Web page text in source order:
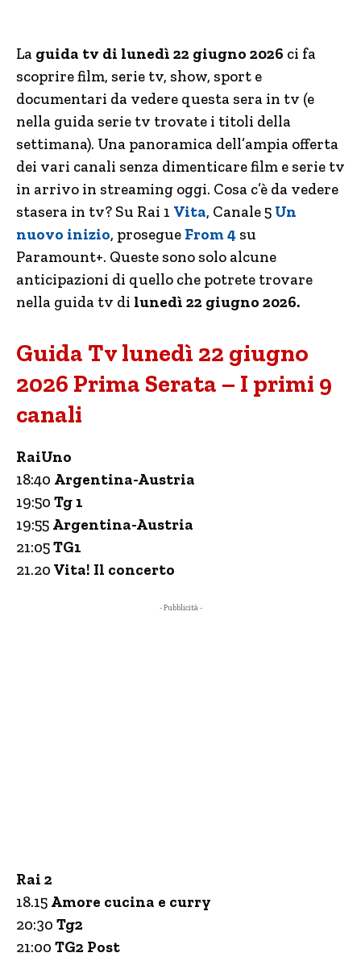
La guida tv di lunedì 22 giugno 2026 ci fa
scoprire film, serie tv, show, sport e
documentari da vedere questa sera in tv (e
nella guida serie tv trovate i titoli della
settimana). Una panoramica dell’ampia offerta
dei vari canali senza dimenticare film e serie tv
in arrivo in streaming oggi. Cosa c’è da vedere
stasera in tv? Su Rai 1 Vita, Canale 5 Un
nuovo inizio, prosegue From 4 su
Paramount+. Queste sono solo alcune
anticipazioni di quello che potrete trovare
nella guida tv di lunedì 22 giugno 2026.
Guida Tv lunedì 22 giugno
2026 Prima Serata – I primi 9
canali
RaiUno
18:40 Argentina-Austria
19:50 Tg 1
19:55 Argentina-Austria
21:05TG1
21.20 Vita! Il concerto
- Pubblicità -
Rai 2
18.15 Amore cucina e curry
20:30 Tg2
21:00 TG2 Post